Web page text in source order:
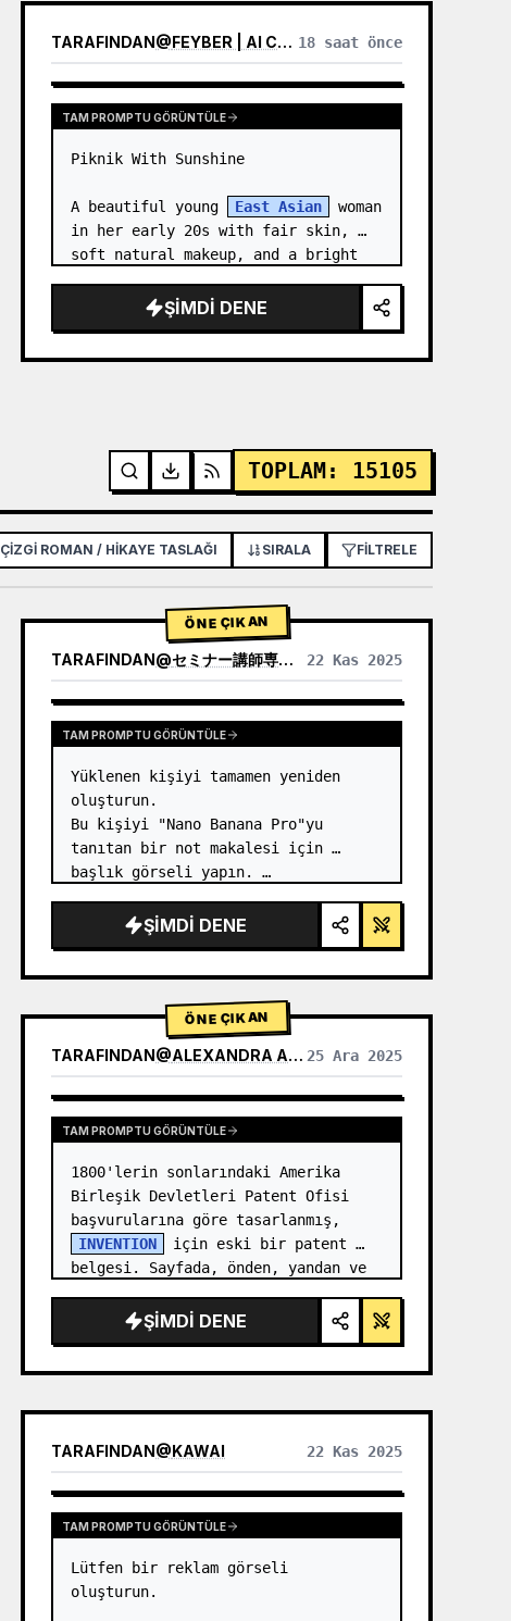
TARAFINDAN@FEYBER | AI CREATOR 18 saat önce
TAM PROMPTU GÖRÜNTÜLE
Piknik With Sunshine
A beautiful young East Asian
woman
in her early 20s with fair skin,
soft natural makeup, and a bright
her left. She has long straight
dark brown hair with soft bangs,…
ŞIMDI DENE
TOPLAM: 15105
ÇIZGI ROMAN / HIKAYE TASLAĞI POSTER / EL İLANI UYGULAMA /
SIRALA FILTRELE
ÖNE ÇIKAN
TARAFINDAN@セミナー講師専門AIコンシェルジュ｜工藤 晶 22 Kas 2025
DIĞER MODELLERIN SONUÇLARINI GÖRÜNTÜLE
TAM PROMPTU GÖRÜNTÜLE
Yüklenen kişiyi tamamen yeniden
oluşturun.
Bu kişiyi "Nano Banana Pro"yu
tanıtan bir not makalesi için
başlık görseli yapın. …
ŞIMDI DENE
ÖNE ÇIKAN
TARAFINDAN@ALEXANDRA AISLING 25 Ara 2025
DIĞER MODELLERIN SONUÇLARINI GÖRÜNTÜLE
TAM PROMPTU GÖRÜNTÜLE
1800'lerin sonlarındaki Amerika
Birleşik Devletleri Patent Ofisi
INVENTION
için eski bir patent
belgesi. Sayfada, önden, yandan ve
numaralı açıklamalara (Şekil…
ŞIMDI DENE
TARAFINDAN@KAWAI 22 Kas 2025
TAM PROMPTU GÖRÜNTÜLE
Lütfen bir reklam görseli
oluşturun.